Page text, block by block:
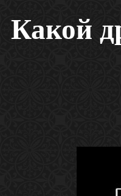
Какой